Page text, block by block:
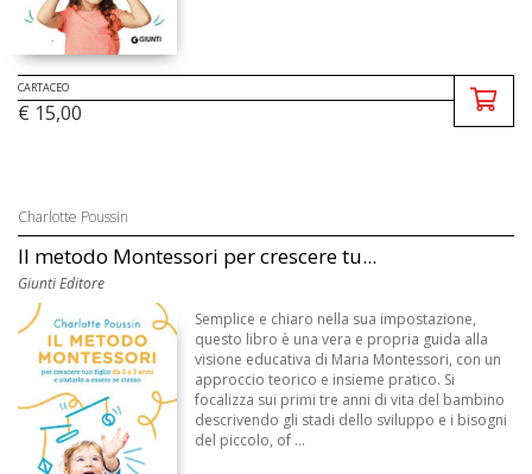
CARTACEO
€ 15,00
Charlotte Poussin
Il metodo Montessori per crescere tu...
Giunti Editore
Semplice e chiaro nella sua impostazione,
questo libro è una vera e propria guida alla
visione educativa di Maria Montessori, con un
approccio teorico e insieme pratico. Si
focalizza sui primi tre anni di vita del bambino
descrivendo gli stadi dello sviluppo e i bisogni
del piccolo, of ...